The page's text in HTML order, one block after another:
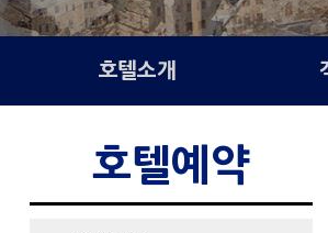
호텔소개
호텔예약